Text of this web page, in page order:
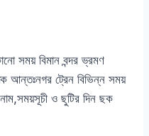
সময় বিমান বন্দর ভ্রমণ
আন্তঃনগর ট্রেন বিভিন্ন সময়
ও ছুটির দিন ছক